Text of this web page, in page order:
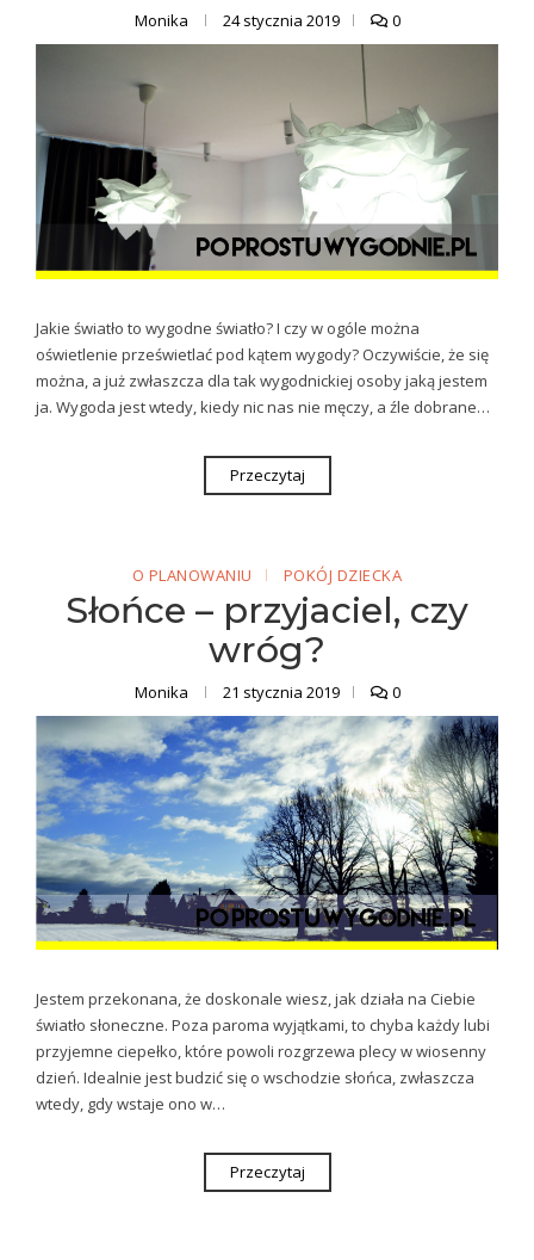
Monika 24 stycznia 2019 0
Jakie światło to wygodne światło? I czy w ogóle można
oświetlenie prześwietlać pod kątem wygody? Oczywiście, że się
można, a już zwłaszcza dla tak wygodnickiej osoby jaką jestem
ja. Wygoda jest wtedy, kiedy nic nas nie męczy, a źle dobrane…
Przeczytaj
O PLANOWANIU POKÓJ DZIECKA
Słońce – przyjaciel, czy
wróg?
Monika 21 stycznia 2019 0
Jestem przekonana, że doskonale wiesz, jak działa na Ciebie
światło słoneczne. Poza paroma wyjątkami, to chyba każdy lubi
przyjemne ciepełko, które powoli rozgrzewa plecy w wiosenny
dzień. Idealnie jest budzić się o wschodzie słońca, zwłaszcza
wtedy, gdy wstaje ono w…
Przeczytaj